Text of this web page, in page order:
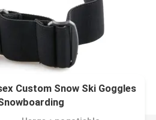
Custom Snow Ski Goggles